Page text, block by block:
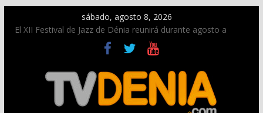
sábado, agosto 8, 2026
El XII Festival de Jazz de Dénia reunirá durante agosto a
figuras nacionales e internacionales en los Jardins de
Una nueva oportunidad para donar sangre en Cruz Roja
El bando moro protagonista en la Segunda Entraeta Festera
Paco Adsuar dona al Arxiu de Dénia más de 50.000 imágenes